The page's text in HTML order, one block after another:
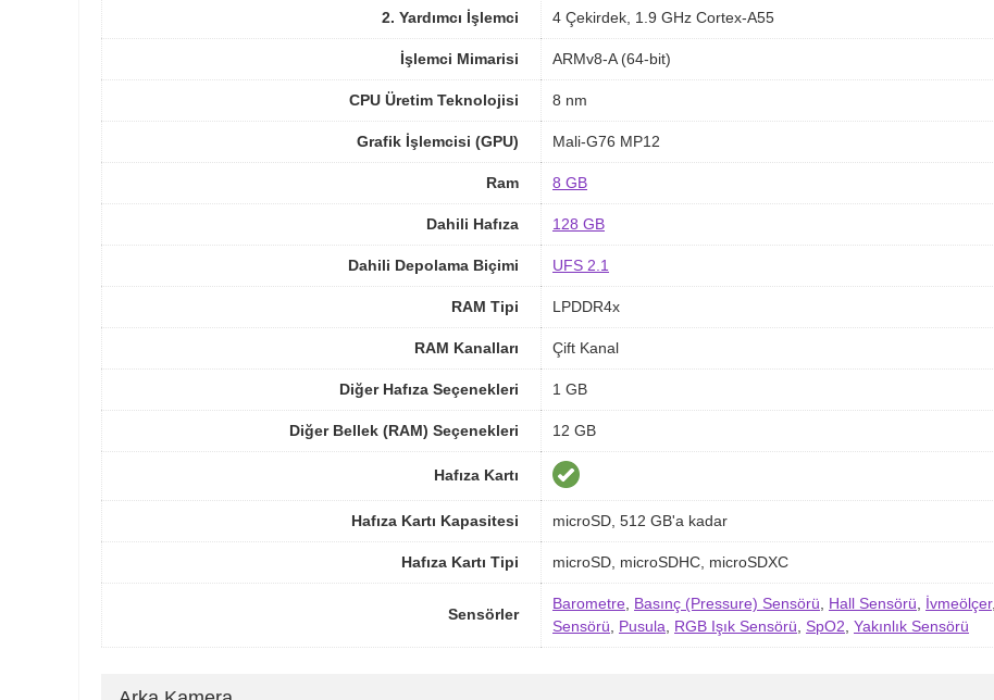
2. Yardımcı İşlemci 4 Çekirdek, 1.9 GHz Cortex-A55
İşlemci Mimarisi ARMv8-A (64-bit)
CPU Üretim Teknolojisi 8 nm
Grafik İşlemcisi (GPU) Mali-G76 MP12
Ram 8 GB
Dahili Hafıza 128 GB
Dahili Depolama Biçimi UFS 2.1
RAM Tipi LPDDR4x
RAM Kanalları Çift Kanal
Diğer Hafıza Seçenekleri 1 GB
Diğer Bellek (RAM) Seçenekleri 12 GB
Hafıza Kartı
Hafıza Kartı Kapasitesi microSD, 512 GB'a kadar
Hafıza Kartı Tipi microSD, microSDHC, microSDXC
Sensörler
Barometre Basınç (Pressure) Sensörü Hall Sensörü İvmeölçer,
Sensörü
Pusula RGB Işık Sensörü SpO2 Yakınlık Sensörü